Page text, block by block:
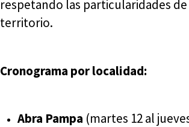
respetando las particularidades de
territorio.
Cronograma por localidad:
Abra Pampa (martes 12 al